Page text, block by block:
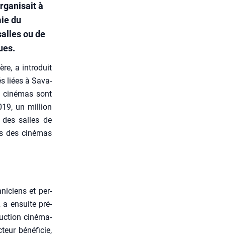
à
du
ou de
a intro­duit
liées à Sava­
ciné­mas sont
un mil­lion
salles de
des ciné­mas
et per­
a ensuite pré­
ciné­ma­
béné­fi­cie,